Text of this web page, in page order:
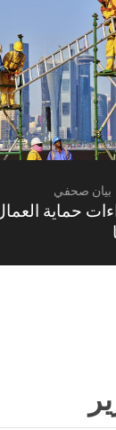
بيان صحفي
حماية